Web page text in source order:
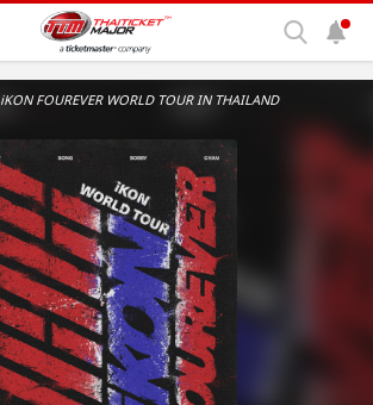
iKON FOUREVER WORLD TOUR IN THAILAND